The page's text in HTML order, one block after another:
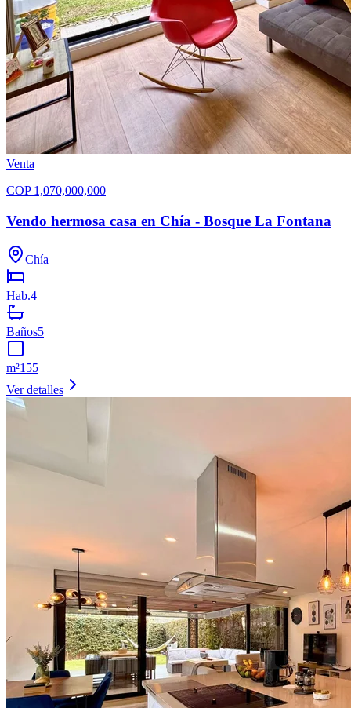
Venta
COP 1,070,000,000
Vendo hermosa casa en Chía - Bosque La Fontana
Chía
Hab.4
Baños5
m²155
Ver detalles